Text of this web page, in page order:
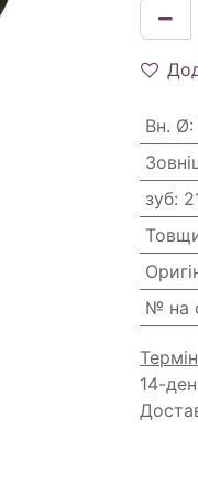
Вн. Ø:
зуб:
№ на
14-